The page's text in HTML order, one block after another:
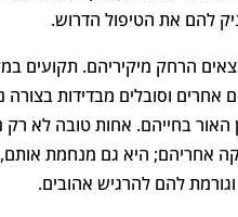
להם את הטיפול הדרוש.
הרחק מיקיריהם. תקועים
אחרים וסובלים מבדידות
האור בחייהם. אחות טובה לא רק
אחריהם; היא גם מנחמת אותם,
להם להרגיש אהובים.